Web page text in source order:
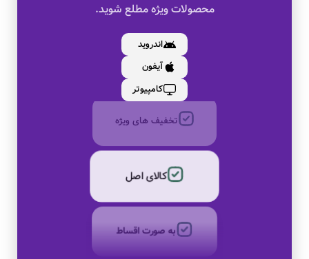
محصولات ویژه مطلع شوید.
اندروید
آیفون
کامپیوتر
تخفیف های ویژه
به صورت اقساط